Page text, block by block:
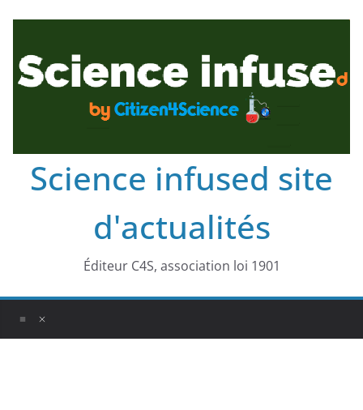
Science infused site
d'actualités
Éditeur C4S, association loi 1901